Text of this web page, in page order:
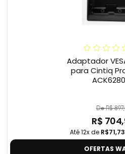
Adaptador
para Cintiq
De R$
R$
Até 12x de R$71,73
OFERTAS